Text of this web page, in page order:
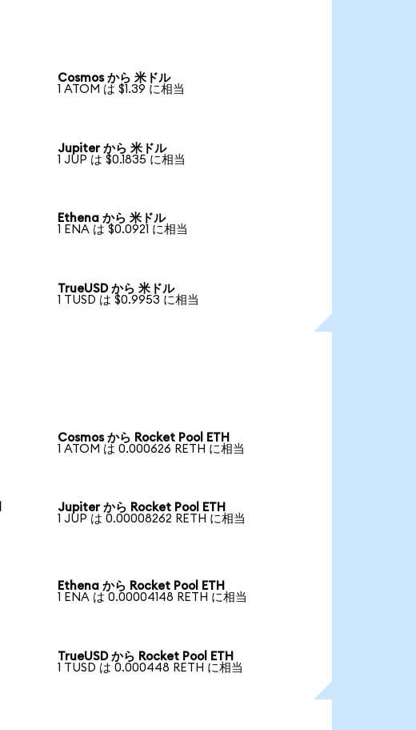
Cosmos から 米ドル
1 ATOM は $1.39 に相当
Jupiter から 米ドル
1 JUP は $0.1835 に相当
Ethena から 米ドル
1 ENA は $0.0921 に相当
TrueUSD から 米ドル
1 TUSD は $0.9953 に相当
Cosmos から Rocket Pool ETH
1 ATOM は 0.000626 RETH に相当
Jupiter から Rocket Pool ETH
1 JUP は 0.00008262 RETH に相当
Ethena から Rocket Pool ETH
1 ENA は 0.00004148 RETH に相当
TrueUSD から Rocket Pool ETH
1 TUSD は 0.000448 RETH に相当